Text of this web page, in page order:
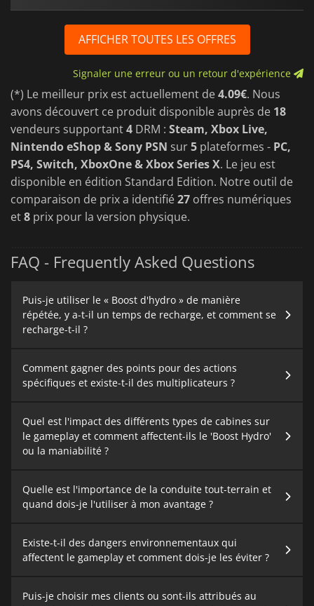
AFFICHER TOUTES LES OFFRES
Signaler une erreur ou un retour d'expérience
(*) Le meilleur prix est actuellement de4.09€. Nous
avons découvert ce produit disponible auprès de 18
vendeurs supportant4 DRM : Steam, Xbox Live,
Nintendo eShop & Sony PSN sur5 plateformes - PC,
PS4, Switch, XboxOne & Xbox Series X. Le jeu est
disponible en édition Standard Edition. Notre outil de
comparaison de prix a identifié27 offres numériques
et8 prix pour la version physique.
FAQ - Frequently Asked Questions
Puis-je utiliser le « Boost d'hydro » de manière
répétée, y a-t-il un temps de recharge, et comment se
recharge-t-il ?
Comment gagner des points pour des actions
spécifiques et existe-t-il des multiplicateurs ?
Quel est l'impact des différents types de cabines sur
le gameplay et comment affectent-ils le 'Boost Hydro'
ou la maniabilité ?
Quelle est l'importance de la conduite tout-terrain et
quand dois-je l'utiliser à mon avantage ?
Existe-t-il des dangers environnementaux qui
affectent le gameplay et comment dois-je les éviter ?
Puis-je choisir mes clients ou sont-ils attribués au